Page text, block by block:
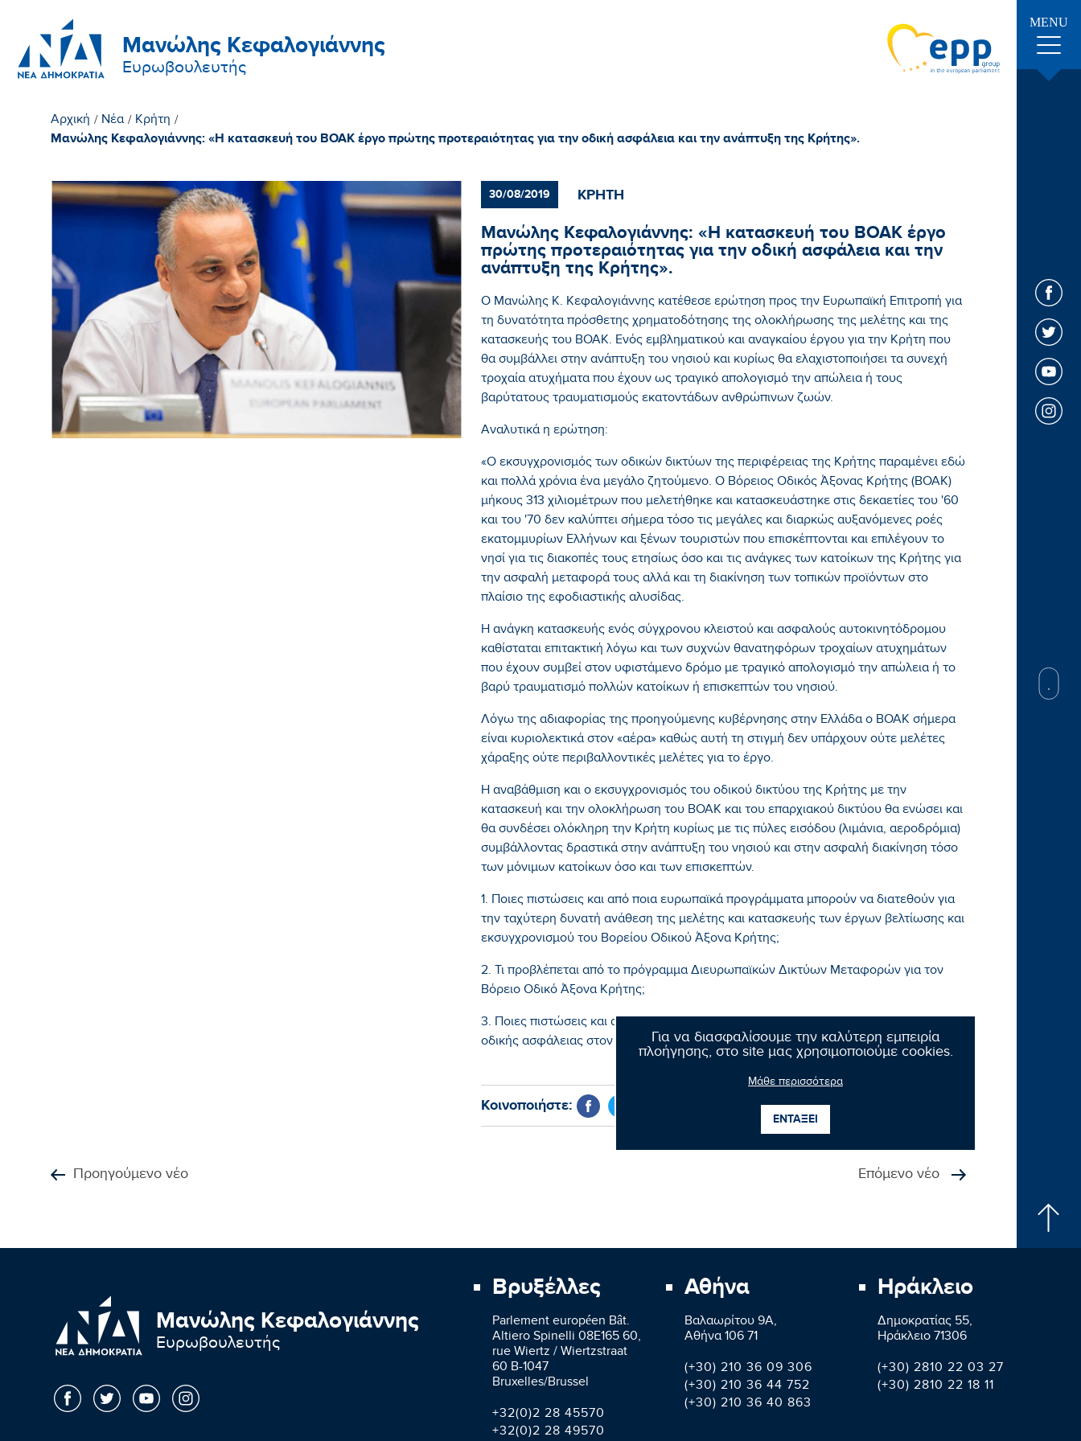
Μανώλης Κεφαλογιάννης
Ευρωβουλευτής
MENU
Για να διασφαλίσουμε την καλύτερη εμπειρία
πλοήγησης, στο site μας χρησιμοποιούμε cookies.
Μάθε περισσότερα
ΕΝΤΑΞΕΙ
Αρχική / Νέα / Κρήτη /
Μανώλης Κεφαλογιάννης: «Η κατασκευή του ΒΟΑΚ έργο πρώτης προτεραιότητας για την οδική ασφάλεια και την ανάπτυξη της Κρήτης».
30/08/2019 ΚΡΗΤΗ
Μανώλης Κεφαλογιάννης: «Η κατασκευή του ΒΟΑΚ έργο
πρώτης προτεραιότητας για την οδική ασφάλεια και την
ανάπτυξη της Κρήτης».
Ο Μανώλης Κ. Κεφαλογιάννης κατέθεσε ερώτηση προς την Ευρωπαϊκή Επιτροπή για
τη δυνατότητα πρόσθετης χρηματοδότησης της ολοκλήρωσης της μελέτης και της
κατασκευής του ΒΟΑΚ. Ενός εμβληματικού και αναγκαίου έργου για την Κρήτη που
θα συμβάλλει στην ανάπτυξη του νησιού και κυρίως θα ελαχιστοποιήσει τα συνεχή
τροχαία ατυχήματα που έχουν ως τραγικό απολογισμό την απώλεια ή τους
βαρύτατους τραυματισμούς εκατοντάδων ανθρώπινων ζωών.
Αναλυτικά η ερώτηση:
«Ο εκσυγχρονισμός των οδικών δικτύων της περιφέρειας της Κρήτης παραμένει εδώ
και πολλά χρόνια ένα μεγάλο ζητούμενο. Ο Βόρειος Οδικός Άξονας Κρήτης (ΒΟΑΚ)
μήκους 313 χιλιομέτρων που μελετήθηκε και κατασκευάστηκε στις δεκαετίες του '60
και του '70 δεν καλύπτει σήμερα τόσο τις μεγάλες και διαρκώς αυξανόμενες ροές
εκατομμυρίων Ελλήνων και ξένων τουριστών που επισκέπτονται και επιλέγουν το
νησί για τις διακοπές τους ετησίως όσο και τις ανάγκες των κατοίκων της Κρήτης για
την ασφαλή μεταφορά τους αλλά και τη διακίνηση των τοπικών προϊόντων στο
πλαίσιο της εφοδιαστικής αλυσίδας.
Η ανάγκη κατασκευής ενός σύγχρονου κλειστού και ασφαλούς αυτοκινητόδρομου
καθίσταται επιτακτική λόγω και των συχνών θανατηφόρων τροχαίων ατυχημάτων
που έχουν συμβεί στον υφιστάμενο δρόμο με τραγικό απολογισμό την απώλεια ή το
βαρύ τραυματισμό πολλών κατοίκων ή επισκεπτών του νησιού.
Λόγω της αδιαφορίας της προηγούμενης κυβέρνησης στην Ελλάδα ο ΒΟΑΚ σήμερα
είναι κυριολεκτικά στον «αέρα» καθώς αυτή τη στιγμή δεν υπάρχουν ούτε μελέτες
χάραξης ούτε περιβαλλοντικές μελέτες για το έργο.
Η αναβάθμιση και ο εκσυγχρονισμός του οδικού δικτύου της Κρήτης με την
κατασκευή και την ολοκλήρωση του ΒΟΑΚ και του επαρχιακού δικτύου θα ενώσει και
θα συνδέσει ολόκληρη την Κρήτη κυρίως με τις πύλες εισόδου (λιμάνια, αεροδρόμια)
συμβάλλοντας δραστικά στην ανάπτυξη του νησιού και στην ασφαλή διακίνηση τόσο
των μόνιμων κατοίκων όσο και των επισκεπτών.
1. Ποιες πιστώσεις και από ποια ευρωπαϊκά προγράμματα μπορούν να διατεθούν για
την ταχύτερη δυνατή ανάθεση της μελέτης και κατασκευής των έργων βελτίωσης και
εκσυγχρονισμού του Βορείου Οδικού Άξονα Κρήτης;
2. Τι προβλέπεται από το πρόγραμμα Διευρωπαϊκών Δικτύων Μεταφορών για τον
Βόρειο Οδικό Άξονα Κρήτης;
3. Ποιες πιστώσεις και από ποια ευρωπαϊκά ταμεία μπορούν να διατεθούν για έργα
οδικής ασφάλειας στον υφιστάμενο άξονα;»
Κοινοποιήστε:
Προηγούμενο νέο Επόμενο νέο
Μανώλης Κεφαλογιάννης
Ευρωβουλευτής
Βρυξέλλες
Parlement européen Bât.
Altiero Spinelli 08E165 60,
rue Wiertz / Wiertzstraat
60 B-1047
Bruxelles/Brussel
+32(0)2 28 45570
+32(0)2 28 49570
Αθήνα
Βαλαωρίτου 9A,
Aθήνα 106 71
(+30) 210 36 09 306
(+30) 210 36 44 752
(+30) 210 36 40 863
Ηράκλειο
Δημοκρατίας 55,
Ηράκλειο 71306
(+30) 2810 22 03 27
(+30) 2810 22 18 11